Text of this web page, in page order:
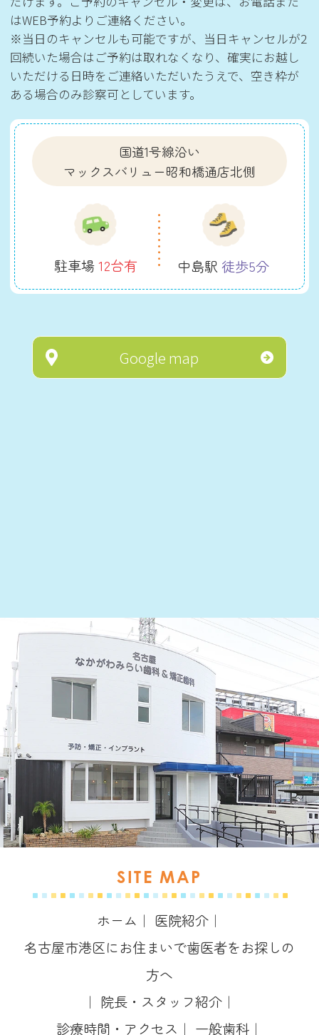
はWEB予約よりご連絡ください。
※当日のキャンセルも可能ですが、当日キャンセルが2
回続いた場合はご予約は取れなくなり、確実にお越し
いただける日時をご連絡いただいたうえで、空き枠が
ある場合のみ診察可としています。
国道1号線沿い
マックスバリュー昭和橋通店北側
駐車場12台有 中島駅徒歩5分
Google map
SITE MAP
ホーム ｜ 医院紹介 ｜
名古屋市港区にお住まいで歯医者をお探しの
方へ
｜ 院長・スタッフ紹介 ｜
診療時間・アクセス ｜ 一般歯科 ｜